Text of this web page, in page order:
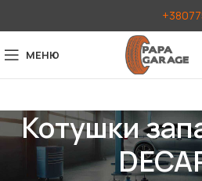
МЕНЮ
Котушки